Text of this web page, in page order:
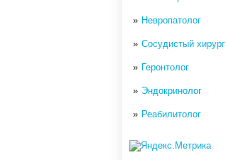
Невропатолог
Сосудистый хирург
Геронтолог
Эндокринолог
Реабилитолог